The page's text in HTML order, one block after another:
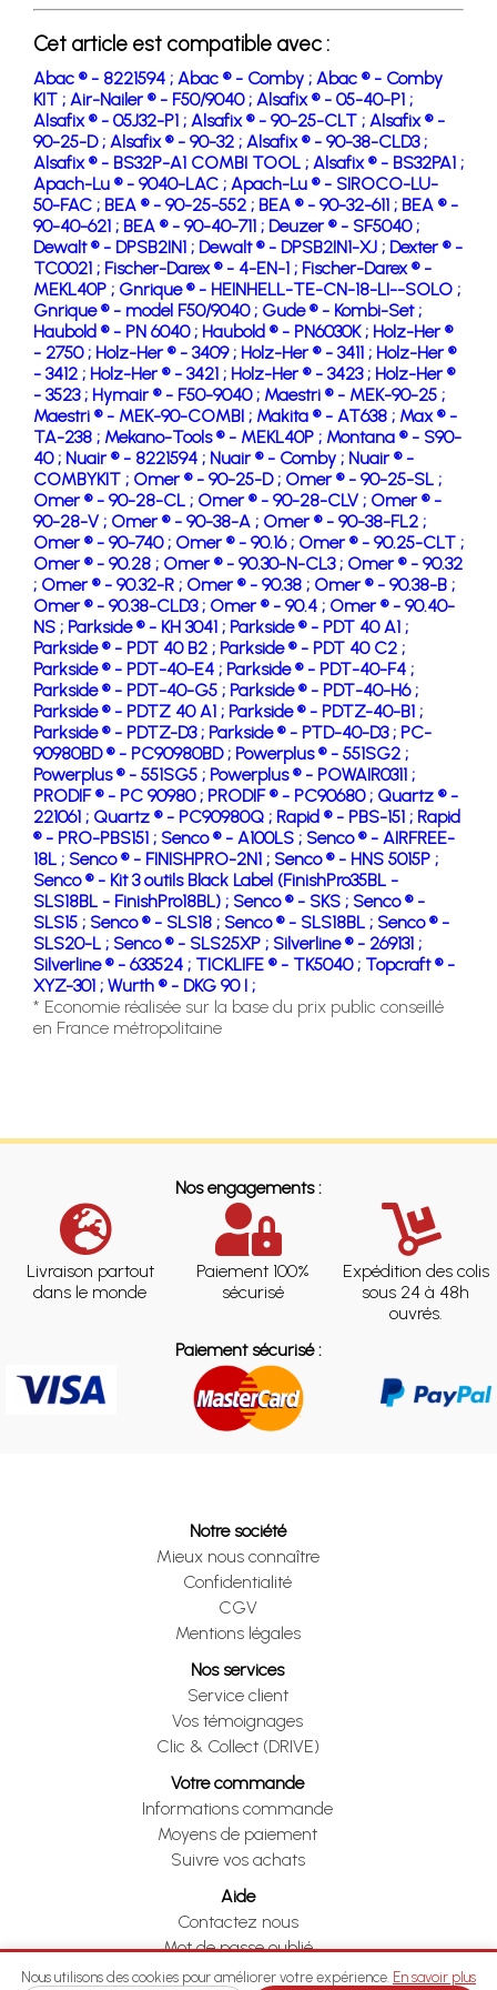
Cet article est compatible avec :
Abac ® - 8221594 ; Abac ® - Comby ; Abac ® - Comby
KIT ; Air-Nailer ® - F50/9040 ; Alsafix ® - 05-40-P1 ;
Alsafix ® - 05J32-P1 ; Alsafix ® - 90-25-CLT ; Alsafix ® -
90-25-D ; Alsafix ® - 90-32 ; Alsafix ® - 90-38-CLD3 ;
Alsafix ® - BS32P-A1 COMBI TOOL ; Alsafix ® - BS32PA1 ;
Apach-Lu ® - 9040-LAC ; Apach-Lu ® - SIROCO-LU-
50-FAC ; BEA ® - 90-25-552 ; BEA ® - 90-32-611 ; BEA ® -
90-40-621 ; BEA ® - 90-40-711 ; Deuzer ® - SF5040 ;
Dewalt ® - DPSB2IN1 ; Dewalt ® - DPSB2IN1-XJ ; Dexter ® -
TC0021 ; Fischer-Darex ® - 4-EN-1 ; Fischer-Darex ® -
MEKL40P ; Gnrique ® - HEINHELL-TE-CN-18-LI--SOLO ;
Gnrique ® - model F50/9040 ; Gude ® - Kombi-Set ;
Haubold ® - PN 6040 ; Haubold ® - PN6030K ; Holz-Her ®
- 2750 ; Holz-Her ® - 3409 ; Holz-Her ® - 3411 ; Holz-Her ®
- 3412 ; Holz-Her ® - 3421 ; Holz-Her ® - 3423 ; Holz-Her ®
- 3523 ; Hymair ® - F50-9040 ; Maestri ® - MEK-90-25 ;
Maestri ® - MEK-90-COMBI ; Makita ® - AT638 ; Max ® -
TA-238 ; Mekano-Tools ® - MEKL40P ; Montana ® - S90-
40 ; Nuair ® - 8221594 ; Nuair ® - Comby ; Nuair ® -
COMBYKIT ; Omer ® - 90-25-D ; Omer ® - 90-25-SL ;
Omer ® - 90-28-CL ; Omer ® - 90-28-CLV ; Omer ® -
90-28-V ; Omer ® - 90-38-A ; Omer ® - 90-38-FL2 ;
Omer ® - 90-740 ; Omer ® - 90.16 ; Omer ® - 90.25-CLT ;
Omer ® - 90.28 ; Omer ® - 90.30-N-CL3 ; Omer ® - 90.32
; Omer ® - 90.32-R ; Omer ® - 90.38 ; Omer ® - 90.38-B ;
Omer ® - 90.38-CLD3 ; Omer ® - 90.4 ; Omer ® - 90.40-
NS ; Parkside ® - KH 3041 ; Parkside ® - PDT 40 A1 ;
Parkside ® - PDT 40 B2 ; Parkside ® - PDT 40 C2 ;
Parkside ® - PDT-40-E4 ; Parkside ® - PDT-40-F4 ;
Parkside ® - PDT-40-G5 ; Parkside ® - PDT-40-H6 ;
Parkside ® - PDTZ 40 A1 ; Parkside ® - PDTZ-40-B1 ;
Parkside ® - PDTZ-D3 ; Parkside ® - PTD-40-D3 ; PC-
90980BD ® - PC90980BD ; Powerplus ® - 551SG2 ;
Powerplus ® - 551SG5 ; Powerplus ® - POWAIR0311 ;
PRODIF ® - PC 90980 ; PRODIF ® - PC90680 ; Quartz ® -
221061 ; Quartz ® - PC90980Q ; Rapid ® - PBS-151 ; Rapid
® - PRO-PBS151 ; Senco ® - A100LS ; Senco ® - AIRFREE-
18L ; Senco ® - FINISHPRO-2N1 ; Senco ® - HNS 5015P ;
Senco ® - Kit 3 outils Black Label (FinishPro35BL -
SLS18BL - FinishPro18BL) ; Senco ® - SKS ; Senco ® -
SLS15 ; Senco ® - SLS18 ; Senco ® - SLS18BL ; Senco ® -
SLS20-L ; Senco ® - SLS25XP ; Silverline ® - 269131 ;
Silverline ® - 633524 ; TICKLIFE ® - TK5040 ; Topcraft ® -
XYZ-301 ; Wurth ® - DKG 90 I ;
* Economie réalisée sur la base du prix public conseillé
en France métropolitaine
Nos engagements :
Livraison partout
dans le monde
Paiement 100%
sécurisé
Expédition des colis
sous 24 à 48h
ouvrés.
Paiement sécurisé :
Notre société
Mieux nous connaître
Confidentialité
CGV
Mentions légales
Nos services
Service client
Vos témoignages
Clic & Collect (DRIVE)
Votre commande
Informations commande
Moyens de paiement
Suivre vos achats
Aide
Contactez nous
Mot de passe oublié
Je me rétracte
Nous utilisons des cookies pour améliorer votre expérience. En savoir plus